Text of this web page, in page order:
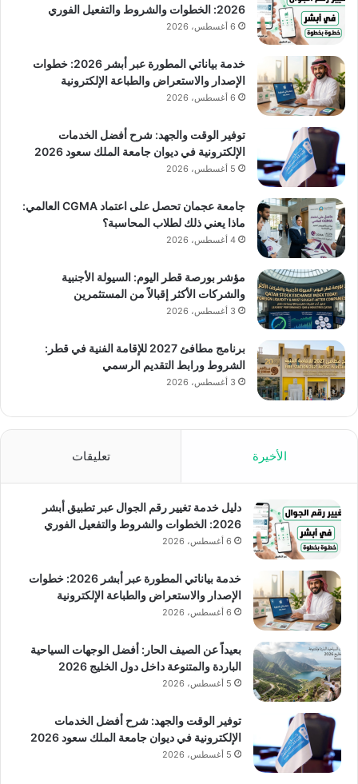
2026: الخطوات والشروط والتفعيل الفوري
6 أغسطس، 2026
خدمة بياناتي المطورة عبر أبشر 2026: خطوات
الإصدار والاستعراض والطباعة الإلكترونية
6 أغسطس، 2026
توفير الوقت والجهد: شرح أفضل الخدمات
الإلكترونية في ديوان جامعة الملك سعود 2026
5 أغسطس، 2026
جامعة عجمان تحصل على اعتماد CGMA العالمي:
ماذا يعني ذلك لطلاب المحاسبة؟
4 أغسطس، 2026
مؤشر بورصة قطر اليوم: السيولة الأجنبية
والشركات الأكثر إقبالاً من المستثمرين
3 أغسطس، 2026
برنامج مطافئ 2027 للإقامة الفنية في قطر:
الشروط ورابط التقديم الرسمي
3 أغسطس، 2026
الأخيرة تعليقات
دليل خدمة تغيير رقم الجوال عبر تطبيق أبشر
2026: الخطوات والشروط والتفعيل الفوري
6 أغسطس، 2026
خدمة بياناتي المطورة عبر أبشر 2026: خطوات
الإصدار والاستعراض والطباعة الإلكترونية
6 أغسطس، 2026
بعيداً عن الصيف الحار: أفضل الوجهات السياحية
الباردة والمتنوعة داخل دول الخليج 2026
5 أغسطس، 2026
توفير الوقت والجهد: شرح أفضل الخدمات
الإلكترونية في ديوان جامعة الملك سعود 2026
5 أغسطس، 2026